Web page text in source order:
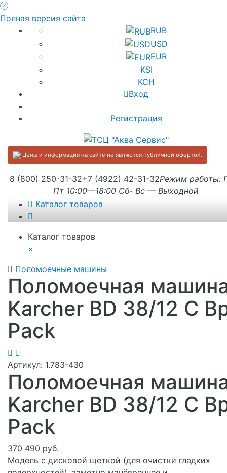
Полная версия сайта
RUB
USD
EUR
KSI
KCH
Вход
Регистрация
Цены и информация на сайте не являются публичной офертой.
8 (800) 250-31-32+7 (4922) 42-31-32Режим работы:
Пт 10:00—18:00 Сб- Вс — Выходной
Каталог товаров
Каталог товаров
×
Поломоечные машины
Поломоечная
Karcher BD 38/12 C
Pack
Артикул: 1.783-430
Поломоечная
Karcher BD 38/12 C
Pack
370 490 руб.
Модель с дисковой щеткой (для очистки гладких